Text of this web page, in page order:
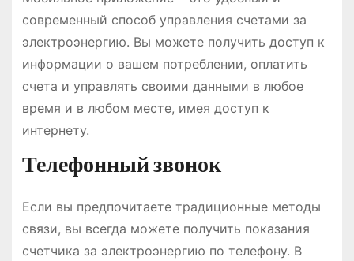
современный способ управления счетами за
электроэнергию. Вы можете получить доступ к
информации о вашем потреблении, оплатить
счета и управлять своими данными в любое
время и в любом месте, имея доступ к
интернету.
Телефонный звонок
Если вы предпочитаете традиционные методы
связи, вы всегда можете получить показания
счетчика за электроэнергию по телефону. В